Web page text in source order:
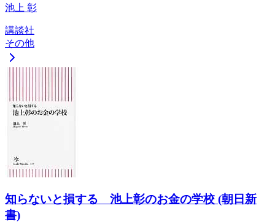
池上 彰
講談社
その他
知らないと損する 池上彰のお金の学校 (朝日新
書)